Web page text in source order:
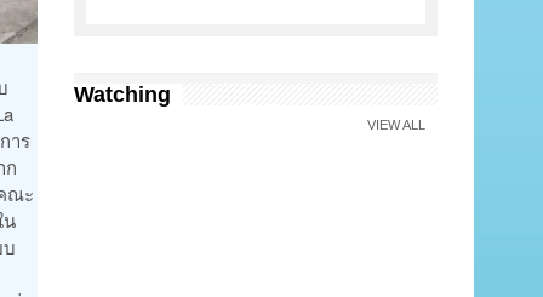
าร
ก
ณะ
น
Watching
VIEW ALL